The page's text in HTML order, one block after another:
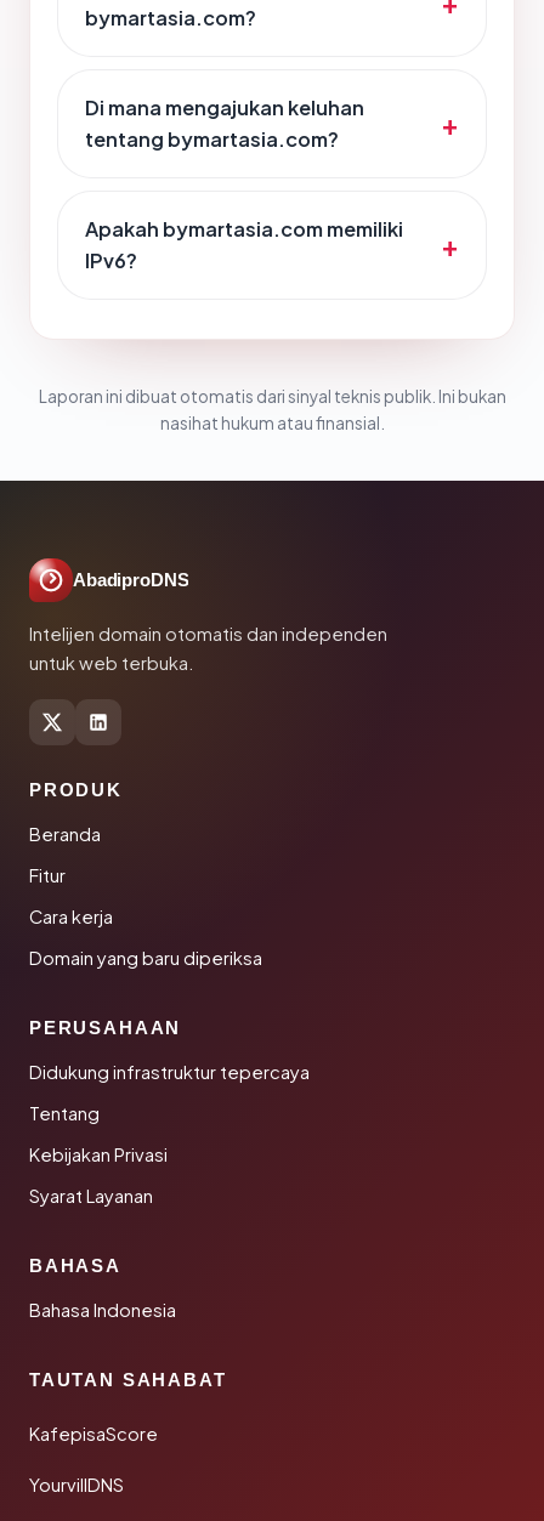
bymartasia.com?
Di mana mengajukan keluhan
tentang bymartasia.com?
Apakah bymartasia.com memiliki
IPv6?
Laporan ini dibuat otomatis dari sinyal teknis publik. Ini bukan
nasihat hukum atau finansial.
AbadiproDNS
Intelijen domain otomatis dan independen
untuk web terbuka.
PRODUK
Beranda
Fitur
Cara kerja
Domain yang baru diperiksa
PERUSAHAAN
Didukung infrastruktur tepercaya
Tentang
Kebijakan Privasi
Syarat Layanan
BAHASA
Bahasa Indonesia
TAUTAN SAHABAT
KafepisaScore
YourvillDNS